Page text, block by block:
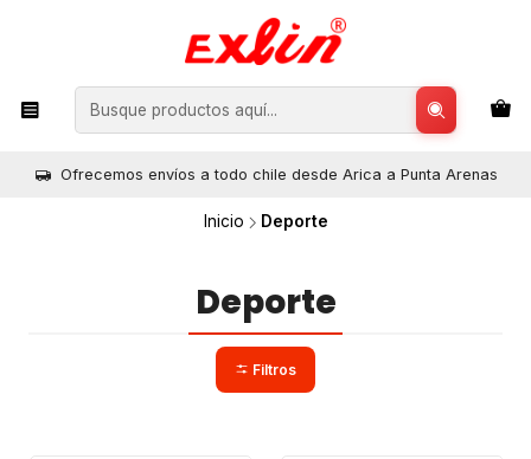
Ofrecemos envíos a todo chile desde Arica a Punta Arenas
Inicio Deporte
Deporte
Filtros